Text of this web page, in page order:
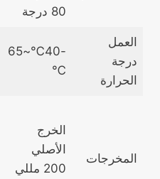
80 درجة
العمل
درجة
الحرارة
-40℃~65
℃
المخرجات
الخرج
الأصلي
200 مللي